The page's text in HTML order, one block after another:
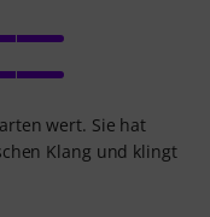
wert. Sie hat
Klang und klingt